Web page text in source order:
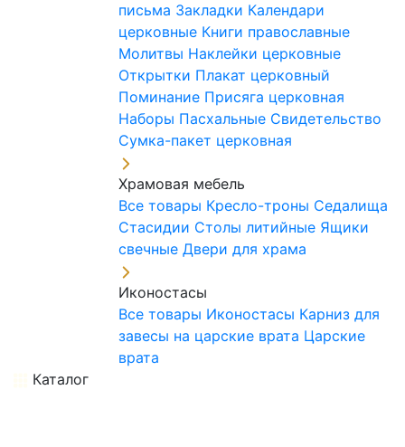
письма Закладки Календари
церковные Книги православные
Молитвы Наклейки церковные
Открытки Плакат церковный
Поминание Присяга церковная
Наборы Пасхальные Свидетельство
Сумка-пакет церковная
Храмовая мебель
Все товары Кресло-троны Седалища
Стасидии Столы литийные Ящики
свечные Двери для храма
Иконостасы
Все товары Иконостасы Карниз для
завесы на царские врата Царские
врата
Каталог